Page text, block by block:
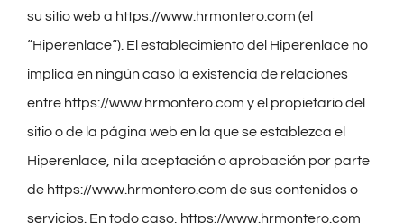
su sitio web a https://www.hrmontero.com (el
“Hiperenlace“). El establecimiento del Hiperenlace no
implica en ningún caso la existencia de relaciones
entre https://www.hrmontero.com y el propietario del
sitio o de la página web en la que se establezca el
Hiperenlace, ni la aceptación o aprobación por parte
de https://www.hrmontero.com de sus contenidos o
servicios. En todo caso, https://www.hrmontero.com